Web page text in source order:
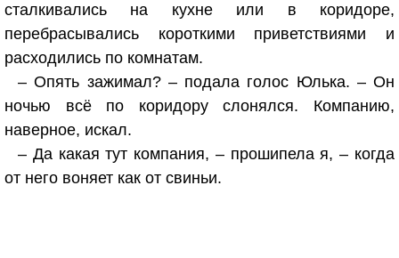
сталкивались на кухне или в коридоре,
перебрасывались короткими приветствиями и
расходились по комнатам.
– Опять зажимал? – подала голос Юлька. – Он
ночью всё по коридору слонялся. Компанию,
наверное, искал.
– Да какая тут компания, – прошипела я, – когда
от него воняет как от свиньи.